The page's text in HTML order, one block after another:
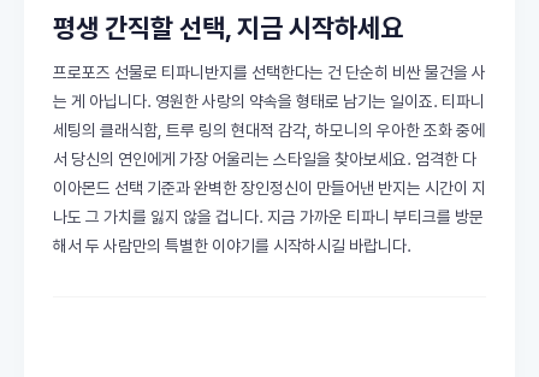
평생 간직할 선택, 지금 시작하세요
프로포즈 선물로 티파니반지를 선택한다는 건 단순히 비싼 물건을 사
는 게 아닙니다. 영원한 사랑의 약속을 형태로 남기는 일이죠. 티파니
세팅의 클래식함, 트루 링의 현대적 감각, 하모니의 우아한 조화 중에
서 당신의 연인에게 가장 어울리는 스타일을 찾아보세요. 엄격한 다
이아몬드 선택 기준과 완벽한 장인정신이 만들어낸 반지는 시간이 지
나도 그 가치를 잃지 않을 겁니다. 지금 가까운 티파니 부티크를 방문
해서 두 사람만의 특별한 이야기를 시작하시길 바랍니다.